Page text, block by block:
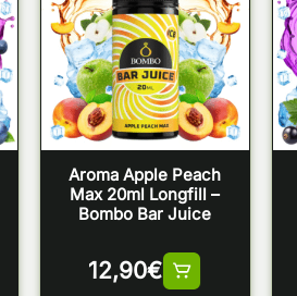
Aroma Apple Peach
Max 20ml Longfill –
Bombo Bar Juice
12,90€